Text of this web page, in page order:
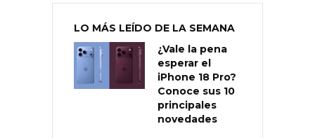
LO MÁS LEÍDO DE LA SEMANA
¿Vale la pena
esperar el
iPhone 18 Pro?
Conoce sus 10
principales
novedades